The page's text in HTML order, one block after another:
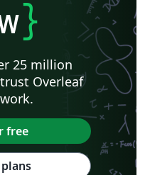
}
25 million
Overleaf
free